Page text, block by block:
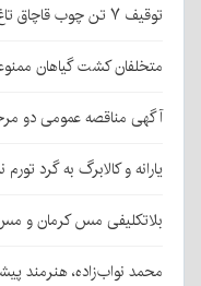
توقیف ۷ تن چوب قاچاق تاغ در رفسنجان
متخلفان کشت گیاهان
آگهی مناقصه عمومی دو مرحله‌ای به
یارانه و کالابرگ به گرد
بلاتکلیفی مس کرمان و
محمد نواب‌زاده، هنرمند